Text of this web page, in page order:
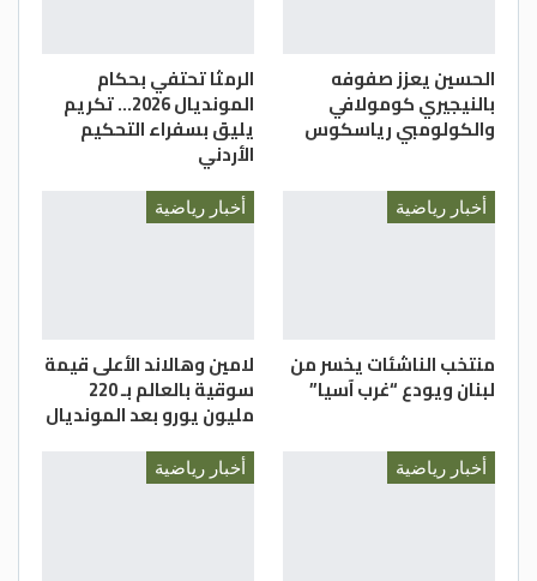
الحسين يعزز صفوفه
بالنيجيري كومولافي
والكولومبي رياسكوس
الرمثا تحتفي بحكام
المونديال 2026… تكريم
يليق بسفراء التحكيم
الأردني
أخبار رياضية
منتخب الناشئات يخسر من
لبنان ويودع “غرب آسيا”
أخبار رياضية
لامين وهالاند الأعلى قيمة
سوقية بالعالم بـ 220
مليون يورو بعد المونديال
أخبار رياضية أخبار رياضية